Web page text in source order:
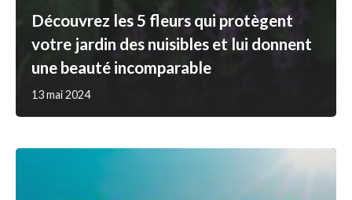
Découvrez les 5 fleurs qui protègent
votre jardin des nuisibles et lui donnent
une beauté incomparable
13 mai 2024